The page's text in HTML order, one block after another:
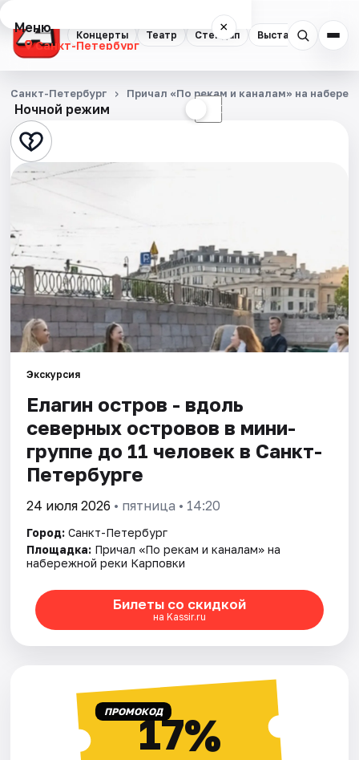
Концерты Театр Стендап Выставки
Меню ×
Санкт-Петербург
Концерты
Театр
Стендап
Квесты
Экскурсии
Спорт
События
Города
Площадки
Артисты
Рейтинги
Ночной режим ☾
Санкт-Петербург Причал «По рекам и каналам» на
Экскурсия
Елагин остров - вдоль
северных островов в мини-
группе до 11 человек в Санкт-
Петербурге
24 июля 2026 • пятница • 14:20
Город: Санкт-Петербург
Площадка: Причал «По рекам и каналам» на
набережной реки Карповки
Билеты со скидкой
на Kassir.ru
ПРОМОКОД17%